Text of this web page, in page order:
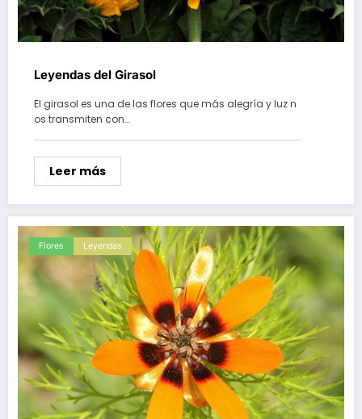
Leyendas del Girasol
El girasol es una de las flores que más alegría y luz n
os transmiten con…
Leer más
Flores Leyendas